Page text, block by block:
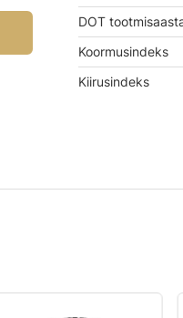
DOT
Koormusindeks
Kiirusindeks